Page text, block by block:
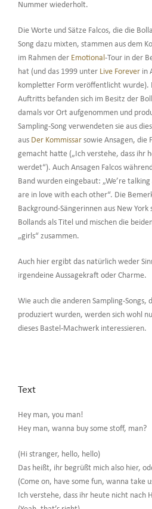
Nummer wiederholt.
Die Worte und Sätze Falcos, die die
Song dazu mixten, stammen aus dem
im Rahmen der Emotional-Tour in der
hat (und das 1999 unter Live Foreverin
kompletter Form veröffentlicht wurde).
Auftritts befanden sich im Besitz der
damals vor Ort aufgenommen und
Sampling-Song verwendeten sie aus
aus Der Kommissarsowie Ansagen, die
gemacht hatte („Ich verstehe, dass ihr
werdet“). Auch Ansagen Falcos
Band wurden eingebaut: „We’re
are in love with each other“. Die
Background-Sängerinnen aus New
Bollands als Titel und mischen die
„girls“ zusammen.
Auch hier ergibt das natürlich weder
irgendeine Aussagekraft oder Charme.
Wie auch die anderen Sampling-Songs,
produziert wurden, werden sich wohl
dieses Bastel-Machwerk interessieren.
Text
Hey man, you man!
Hey man, wanna buy some stoff, man?
(Hi stranger, hello, hello)
Das heißt, ihr begrüßt mich also hier,
(Come on, have some fun, wanna take
Ich verstehe, dass ihr heute nicht nach